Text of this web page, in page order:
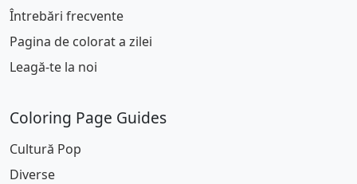
Întrebări frecvente
Pagina de colorat a zilei
Leagă-te la noi
Coloring Page Guides
Cultură Pop
Diverse